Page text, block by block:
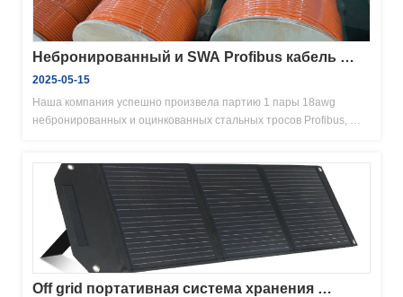
Небронированный и SWA Profibus кабель
отправлен в Южную Африку
2025-05-15
Наша компания успешно произвела партию 1 пары 18awg
небронированных и оцинкованных стальных тросов Profibus,
ультрафиолетовому излучению свойства, эквивалентные
моделям Belden 3076F и 3076els.
Off grid портативная система хранения